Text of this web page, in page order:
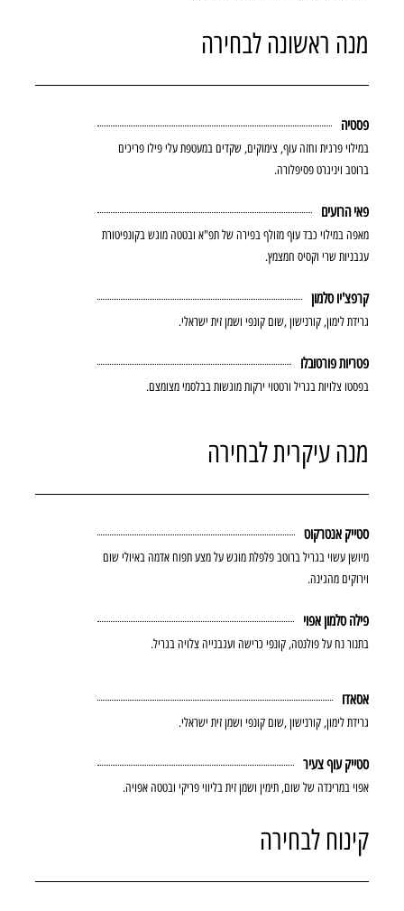
מנה ראשונה לבחירה
פסטיה
במילוי פרגית וחזה עוף, צימוקים, שקדים במעטפת עלי פילו פריכים
ברוטב ויניגרט פסיפלורה.
פאי הרועים
מאפה במילוי כבד עוף מזולף בפירה של תפ"א ובטטה מוגש בקונפיטורת
עגבניות שרי וקסיס חמצמץ.
קרפצ'יו סלמון
גרידת לימון, קורנישון ,שום קונפי ושמן זית ישראלי.
פטריות פורטובלו
בפסטו צלויות בגריל ורטטוי ירקות מוגשות בבלסמי מצומצם.
מנה עיקרית לבחירה
סטייק אנטרקוט
מיושן עשוי בגריל ברוטב פלפלת מוגש על מצע תפוח אדמה באיולי שום
וירוקים מהגינה.
פילה סלמון אפוי
בתנור נח על פולנטה, קונפי כרישה ועגבנייה צלויה בגריל.
אסאדו
גרידת לימון, קורנישון ,שום קונפי ושמן זית ישראלי.
סטייק עוף צעיר
אפוי במרינדה של שום, תימין ושמן זית בליווי פריקי ובטטה אפויה.
קינוח לבחירה